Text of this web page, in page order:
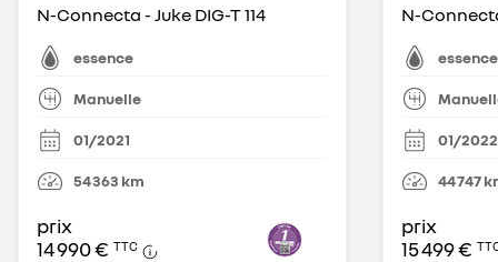
N-Connecta - Juke DIG-T 114
essence
Manuelle
01/2021
54 363 km
prix
14 990 € TTC
N-
essence
01/2022
44 747
prix
15 499 €